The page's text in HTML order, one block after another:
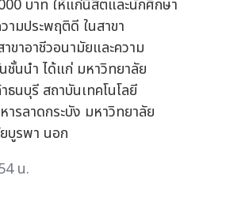
บาท ให้แก่นิสิตและนักศึกษา
ามประพฤติดี ในสาขา
ขาอาชีวอนามัยและความ
ชั้นนำ ได้แก่ มหาวิทยาลัย
ธนบุรี สถาบันเทคโนโลยี
ารลาดกระบัง มหาวิทยาลัย
บูรพา นอก
น.